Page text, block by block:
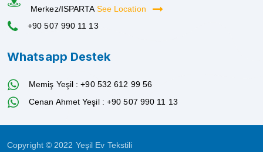
Merkez/ISPARTA See Location
+90 507 990 11 13
Whatsapp Destek
Memiş Yeşil : +90 532 612 99 56
Cenan Ahmet Yeşil : +90 507 990 11 13
Copyright © 2022 Yeşil Ev Tekstili